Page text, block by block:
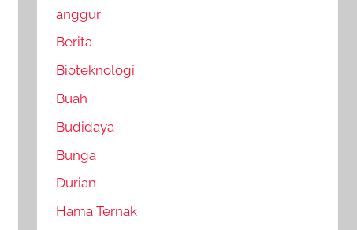
anggur
Berita
Bioteknologi
Buah
Budidaya
Bunga
Durian
Hama Ternak